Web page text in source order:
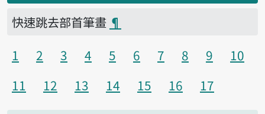
快速跳去部首筆畫 ¶
1
2 3 4 5 6 7 8 9
10
11
12 13 14 15 16 17